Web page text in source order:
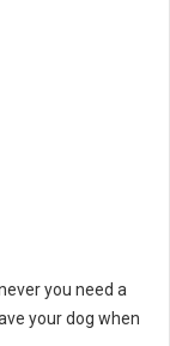
you need a
your dog when